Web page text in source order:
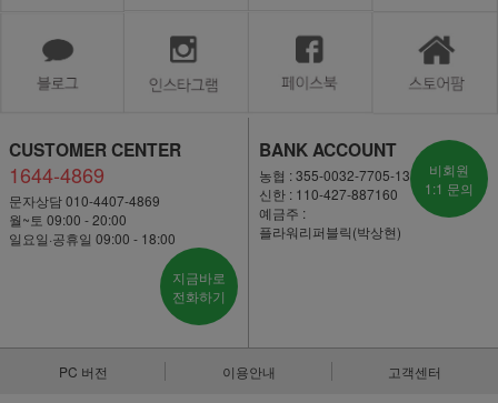
CUSTOMER CENTER
1644-4869
문자상담 010-4407-4869
월~토 09:00 - 20:00
일요일·공휴일 09:00 - 18:00
지금바로
전화하기
BANK ACCOUNT
농협 : 355-0032-7705-13
신한 : 110-427-887160
예금주 :
플라워리퍼블릭(박상현)
비회원
1:1 문의
PC 버전 이용안내 고객센터